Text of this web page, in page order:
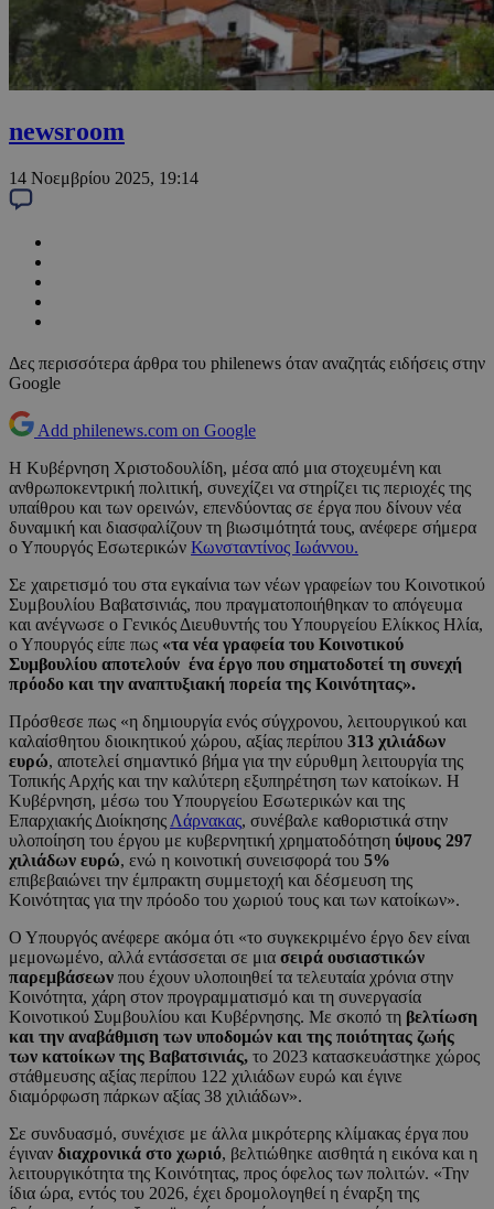
newsroom
14 Νοεμβρίου 2025, 19:14
Δες περισσότερα άρθρα του philenews όταν αναζητάς ειδήσεις στην
Google
Add philenews.com on Google
Η Κυβέρνηση Χριστοδουλίδη, μέσα από μια στοχευμένη και
ανθρωποκεντρική πολιτική, συνεχίζει να στηρίζει τις περιοχές της
υπαίθρου και των ορεινών, επενδύοντας σε έργα που δίνουν νέα
δυναμική και διασφαλίζουν τη βιωσιμότητά τους, ανέφερε σήμερα
ο Υπουργός Εσωτερικών Κωνσταντίνος Ιωάννου.
Σε χαιρετισμό του στα εγκαίνια των νέων γραφείων του Κοινοτικού
Συμβουλίου Βαβατσινιάς, που πραγματοποιήθηκαν το απόγευμα
και ανέγνωσε ο Γενικός Διευθυντής του Υπουργείου Ελίκκος Ηλία,
ο Υπουργός είπε πως «τα νέα γραφεία του Κοινοτικού
Συμβουλίου αποτελούν ένα έργο που σηματοδοτεί τη συνεχή
πρόοδο και την αναπτυξιακή πορεία της Κοινότητας».
Πρόσθεσε πως «η δημιουργία ενός σύγχρονου, λειτουργικού και
καλαίσθητου διοικητικού χώρου, αξίας περίπου 313 χιλιάδων
ευρώ, αποτελεί σημαντικό βήμα για την εύρυθμη λειτουργία της
Τοπικής Αρχής και την καλύτερη εξυπηρέτηση των κατοίκων. Η
Κυβέρνηση, μέσω του Υπουργείου Εσωτερικών και της
Επαρχιακής Διοίκησης Λάρνακας, συνέβαλε καθοριστικά στην
υλοποίηση του έργου με κυβερνητική χρηματοδότηση ύψους 297
χιλιάδων ευρώ, ενώ η κοινοτική συνεισφορά του 5%
επιβεβαιώνει την έμπρακτη συμμετοχή και δέσμευση της
Κοινότητας για την πρόοδο του χωριού τους και των κατοίκων».
Ο Υπουργός ανέφερε ακόμα ότι «το συγκεκριμένο έργο δεν είναι
μεμονωμένο, αλλά εντάσσεται σε μια σειρά ουσιαστικών
παρεμβάσεων που έχουν υλοποιηθεί τα τελευταία χρόνια στην
Κοινότητα, χάρη στον προγραμματισμό και τη συνεργασία
Κοινοτικού Συμβουλίου και Κυβέρνησης. Με σκοπό τη βελτίωση
και την αναβάθμιση των υποδομών και της ποιότητας ζωής
των κατοίκων της Βαβατσινιάς, το 2023 κατασκευάστηκε χώρος
στάθμευσης αξίας περίπου 122 χιλιάδων ευρώ και έγινε
διαμόρφωση πάρκων αξίας 38 χιλιάδων».
Σε συνδυασμό, συνέχισε με άλλα μικρότερης κλίμακας έργα που
έγιναν διαχρονικά στο χωριό, βελτιώθηκε αισθητά η εικόνα και η
λειτουργικότητα της Κοινότητας, προς όφελος των πολιτών. «Την
ίδια ώρα, εντός του 2026, έχει δρομολογηθεί η έναρξη της